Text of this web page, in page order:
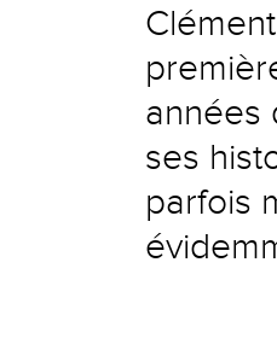
années
ses
parfois